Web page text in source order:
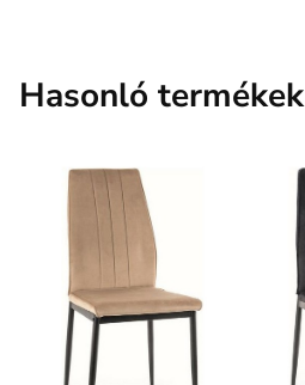
Hasonló termékek